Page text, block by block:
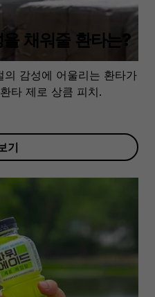
채워줄 환타는?
감성에 어울리는 환타가
타 제로 상큼 피치.
기